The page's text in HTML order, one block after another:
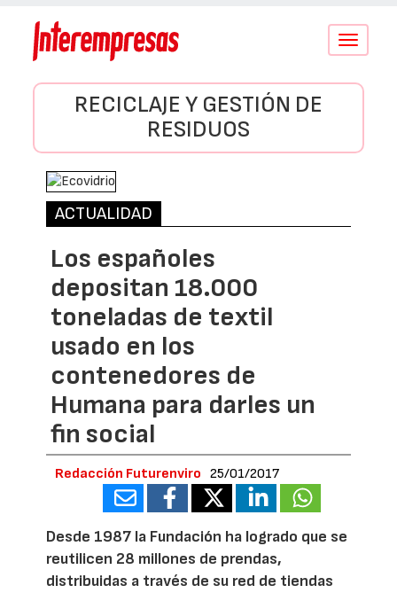
Conmutar
RECICLAJE Y GESTIÓN DE
RESIDUOS
ACTUALIDAD
Los españoles
depositan 18.000
toneladas de textil
usado en los
contenedores de
Humana para darles un
fin social
Redacción Futurenviro 25/01/2017
Desde 1987 la Fundación ha logrado que se
reutilicen 28 millones de prendas,
distribuidas a través de su red de tiendas